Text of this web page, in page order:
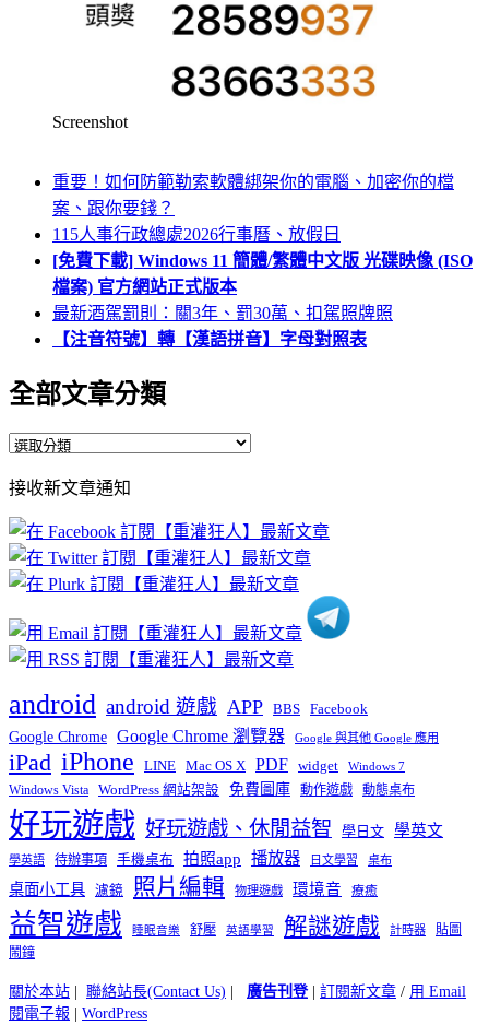
Screenshot
重要！如何防範勒索軟體綁架你的電腦、加密你的檔
案、跟你要錢？
115人事行政總處2026行事曆、放假日
[免費下載] Windows 11 簡體/繁體中文版 光碟映像 (ISO
檔案) 官方網站正式版本
最新酒駕罰則：關3年、罰30萬、扣駕照牌照
【注音符號】轉【漢語拼音】字母對照表
全部文章分類
全
文
章
分
類
接收新文章通知
android android 遊戲 APP BBS Facebook
Google Chrome Google Chrome 瀏覽器 Google 與其他 Google 應用
iPad iPhone LINE Mac OS X PDF widget Windows 7
Windows Vista WordPress 網站架設 免費圖庫 動作遊戲 動態桌布
好玩遊戲 好玩遊戲、休閒益智 學日文 學英文
學英語 待辦事項 手機桌布 拍照app 播放器 日文學習 桌布
桌面小工具 濾鏡 照片編輯 物理遊戲 環境音 療癒
益智遊戲 睡眠音樂 舒壓 英語學習 解謎遊戲 計時器
貼圖
鬧鐘
關於本站 聯絡站長(Contact Us) 廣告刊登| 訂閱新文章 / 用 Email
閱電子報
WordPress